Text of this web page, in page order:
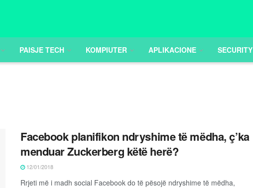
PAISJE TECH KOMPIUTER APLIKACIONE SECURITY
Facebook planifikon ndryshime të mëdha, ç’ka
menduar Zuckerberg këtë herë?
12/01/2018
Rrjeti më i madh social Facebook do të pësojë ndryshime të mëdha,